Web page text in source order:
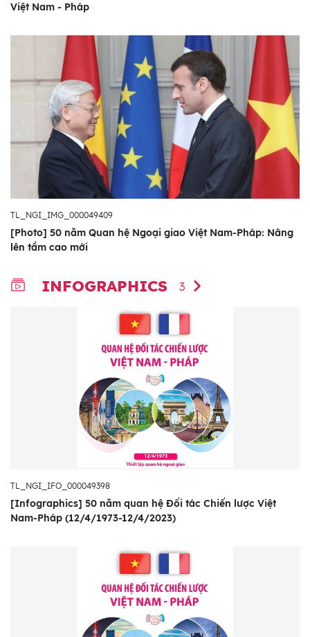
Việt Nam - Pháp
TL_NGI_IMG_000049409
[Photo] 50 năm Quan hệ Ngoại giao Việt Nam-Pháp: Nâng
lên tầm cao mới
INFOGRAPHICS 3
TL_NGI_IFO_000049398
[Infographics] 50 năm quan hệ Đối tác Chiến lược Việt
Nam-Pháp (12/4/1973-12/4/2023)